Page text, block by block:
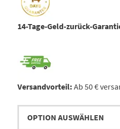
14-Tage-Geld-zurück-
Versandvorteil: Ab 50 €